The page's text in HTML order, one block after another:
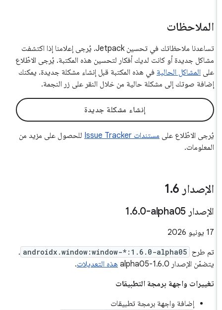
الملاحظات
تساعدنا ملاحظاتك في تحسين Jetpack. يُرجى إعلامنا إذا اكتشفت
مشاكل جديدة أو كانت لديك أفكار لتحسين هذه المكتبة. يُرجى الاطّلاع
على المشاكل الحاليةفي هذه المكتبة قبل إنشاء مشكلة جديدة. يمكنك
إضافة صوتك إلى مشكلة حالية من خلال النقر على زر النجمة.
إنشاء مشكلة جديدة
يُرجى الاطّلاع على مستندات Issue Tracker
للحصول على مزيد من
المعلومات.
الإصدار 1 .6
الإصدار ‎1 .6.0-alpha05
‫17 يونيو 2026
تم طرح androidx.window:window-*:1.6.0-alpha05
.
يتضمّن الإصدار 1.6.0-alpha05
هذه التعديلات.
تغييرات واجهة برمجة التطبيقات
إضافة واجهة برمجة تطبيقات